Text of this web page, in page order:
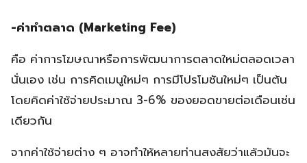
-ค่าทำตลาด (Marketing Fee)
คือ ค่าการโฆษณาหรือการพัฒนาการตลาดใหม่ตลอดเวลา
นั่นเอง เช่น การคิดเมนูใหม่ๆ การมีโปรโมชันใหม่ๆ เป็นต้น
โดยคิดค่าใช้จ่ายประมาณ 3-6% ของยอดขายต่อเดือนเช่น
เดียวกัน
จากค่าใช้จ่ายต่าง ๆ อาจทำให้หลายท่านสงสัยว่าแล้วมันจะ